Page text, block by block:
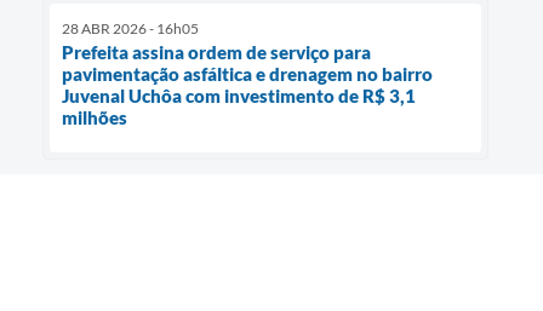
28 ABR 2026 - 16h05
Prefeita assina ordem de serviço para
pavimentação asfáltica e drenagem no bairro
Juvenal Uchôa com investimento de R$ 3,1
milhões